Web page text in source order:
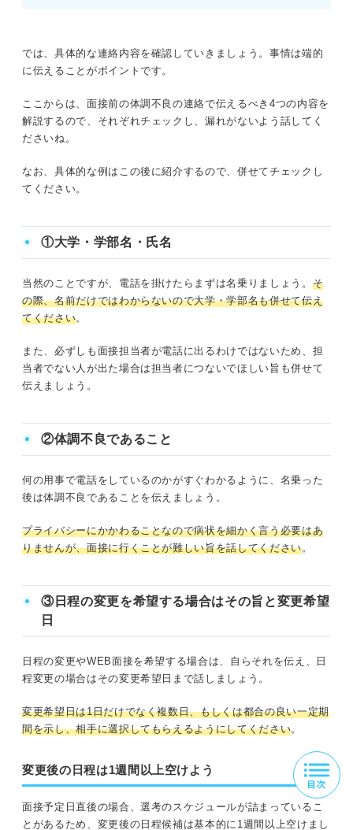
では、具体的な連絡内容を確認していきましょう。事情は端的
に伝えることがポイントです。
ここからは、面接前の体調不良の連絡で伝えるべき4つの内容を
解説するので、それぞれチェックし、漏れがないよう話してく
ださいね。
なお、具体的な例はこの後に紹介するので、併せてチェックし
てください。
①大学・学部名・氏名
当然のことですが、電話を掛けたらまずは名乗りましょう。 そ
の際、名前だけではわからないので大学・学部名も併せて伝え
てください。
また、必ずしも面接担当者が電話に出るわけではないため、担
当者でない人が出た場合は担当者につないでほしい旨も併せて
伝えましょう。
②体調不良であること
何の用事で電話をしているのかがすぐわかるように、名乗った
後は体調不良であることを伝えましょう。
プライバシーにかかわることなので病状を細かく言う必要はあ
りませんが、面接に行くことが難しい旨を話してください。
③日程の変更を希望する場合はその旨と変更希望
日
日程の変更やWEB面接を希望する場合は、自らそれを伝え、日
程変更の場合はその変更希望日まで話しましょう。
変更希望日は1日だけでなく複数日、もしくは都合の良い一定期
間を示し、相手に選択してもらえるようにしてください。
変更後の日程は1週間以上空けよう
面接予定日直後の場合、選考のスケジュールが詰まっているこ
とがあるため、変更後の日程候補は基本的に1週間以上空けまし